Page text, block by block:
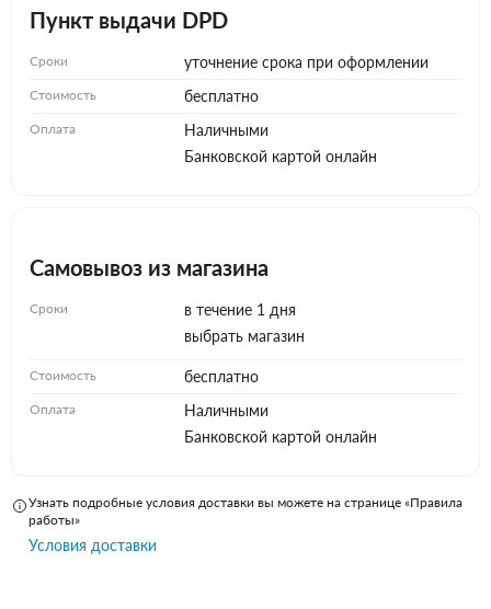
Пункт выдачи DPD
Сроки уточнение срока при оформлении
Стоимость бесплатно
Оплата
Наличными
Банковской картой онлайн
Самовывоз из магазина
Сроки
в течение 1 дня
выбрать магазин
Стоимость бесплатно
Оплата
Наличными
Банковской картой онлайн
Узнать подробные условия доставки вы можете на странице «Правила
работы»
Условия доставки